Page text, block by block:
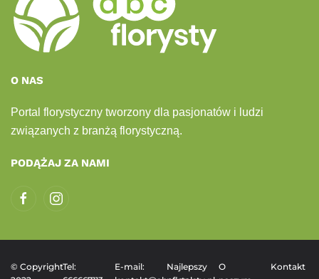
O NAS
Portal florystyczny tworzony dla pasjonatów i ludzi
związanych z branżą florystyczną.
PODĄŻAJ ZA NAMI
© CopyrightTel:
E-mail:
Najlepszy
O
Kontakt